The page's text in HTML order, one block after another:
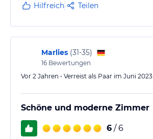
Hilfreich Teilen
Marlies (31-35)
16 Bewertungen
Vor 2 Jahren • Verreist als Paar im Juni 2023
Schöne und moderne Zimmer
6 / 6